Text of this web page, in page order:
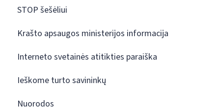
STOP šešėliui
Krašto apsaugos ministerijos informacija
Interneto svetainės atitikties paraiška
Ieškome turto savininkų
Nuorodos